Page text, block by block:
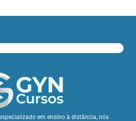
em ensino à distância, nós